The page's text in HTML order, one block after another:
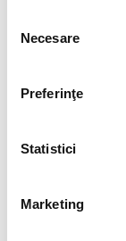
consimțământului
Necesare
Preferinţe
Statistici
Marketing